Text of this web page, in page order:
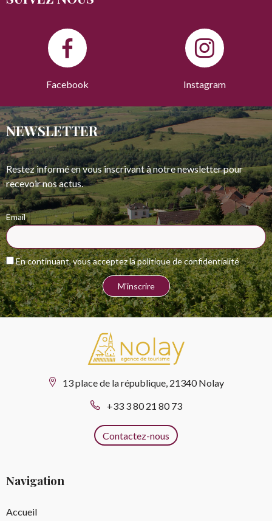
Facebook Instagram
NEWSLETTER
Restez informé en vous inscrivant à notre newsletter pour
recevoir nos actus.
Email
En continuant, vous acceptez la politique de confidentialité
13 place de la république, 21340 Nolay
+33 3 80 21 80 73
Contactez-nous
Navigation
Accueil